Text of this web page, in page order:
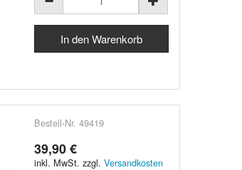
Bestell-Nr. 49419
39,90 €
inkl. MwSt. zzgl.Versandkosten